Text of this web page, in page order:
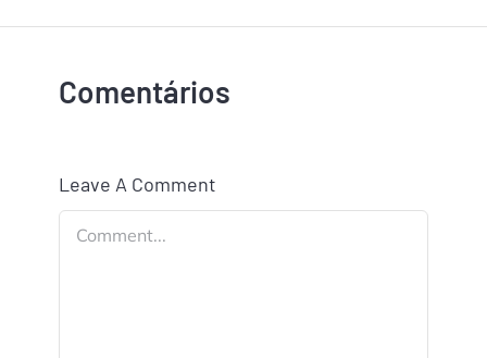
Comentários
Leave A Comment
Comment